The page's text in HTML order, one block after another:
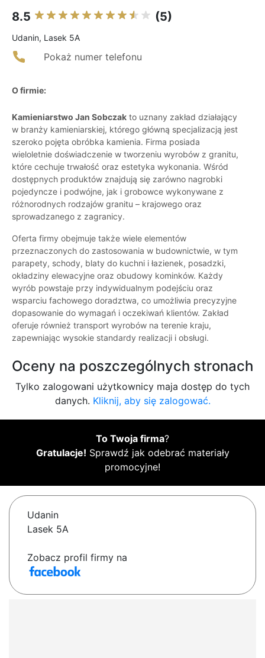
8.5 (5)
Udanin, Lasek 5A
Pokaż numer telefonu
O firmie:
Kamieniarstwo Jan Sobczak to uznany zakład działający
w branży kamieniarskiej, którego główną specjalizacją jest
szeroko pojęta obróbka kamienia. Firma posiada
wieloletnie doświadczenie w tworzeniu wyrobów z granitu,
które cechuje trwałość oraz estetyka wykonania. Wśród
dostępnych produktów znajdują się zarówno nagrobki
pojedyncze i podwójne, jak i grobowce wykonywane z
różnorodnych rodzajów granitu – krajowego oraz
sprowadzanego z zagranicy.
Oferta firmy obejmuje także wiele elementów
przeznaczonych do zastosowania w budownictwie, w tym
parapety, schody, blaty do kuchni i łazienek, posadzki,
okładziny elewacyjne oraz obudowy kominków. Każdy
wyrób powstaje przy indywidualnym podejściu oraz
wsparciu fachowego doradztwa, co umożliwia precyzyjne
dopasowanie do wymagań i oczekiwań klientów. Zakład
oferuje również transport wyrobów na terenie kraju,
zapewniając wysokie standardy realizacji i obsługi.
Oceny na poszczególnych stronach
Tylko zalogowani użytkownicy maja dostęp do tych
danych. Kliknij, aby się zalogować.
To Twoja firma?
Gratulacje! Sprawdź jak odebrać materiały
promocyjne!
Udanin
Lasek 5A
Zobacz profil firmy na